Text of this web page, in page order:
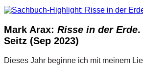
Mark Arax: Risse in der Erde.
Seitz (Sep 2023)
Dieses Jahr beginne ich mit meinem